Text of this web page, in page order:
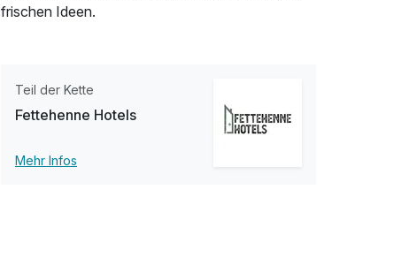
frischen Ideen.
Teil der Kette
Fettehenne Hotels
Mehr Infos